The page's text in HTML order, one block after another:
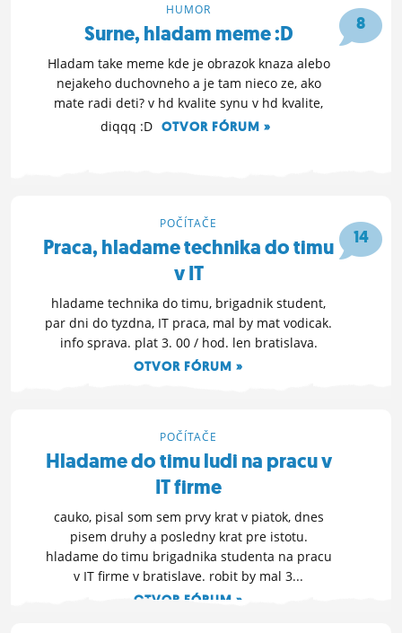
MÔJ PROFIL
NASTAVENIA
ROLETA
8
HUMOR
Surne, hladam meme :D
Hladam take meme kde je obrazok knaza alebo
nejakeho duchovneho a je tam nieco ze, ako
mate radi deti? v hd kvalite synu v hd kvalite,
diqqq :D OTVOR FÓRUM »
14
POČÍTAČE
Praca, hladame technika do timu
v IT
hladame technika do timu, brigadnik student,
par dni do tyzdna, IT praca, mal by mat vodicak.
info sprava. plat 3. 00 / hod. len bratislava.
OTVOR FÓRUM »
POČÍTAČE
Hladame do timu ludi na pracu v
IT firme
cauko, pisal som sem prvy krat v piatok, dnes
pisem druhy a posledny krat pre istotu.
hladame do timu brigadnika studenta na pracu
v IT firme v bratislave. robit by mal 3...
OTVOR FÓRUM »